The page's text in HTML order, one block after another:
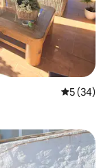
Nilai rata-
5 (34)